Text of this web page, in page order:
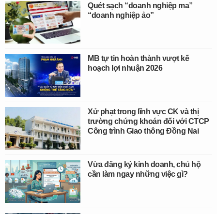
Quét sạch “doanh nghiệp ma”
“doanh nghiệp ảo”
MB tự tin hoàn thành vượt kế
hoạch lợi nhuận 2026
Xử phạt trong lĩnh vực CK và thị
trường chứng khoán đối với CTCP
Công trình Giao thông Đồng Nai
Vừa đăng ký kinh doanh, chủ hộ
cần làm ngay những việc gì?